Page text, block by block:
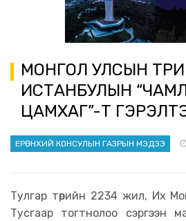
МОНГОЛ УЛСЫН
ИСТАНБУЛЫН
ЦАМХАГ”-Т
ЕРӨНХИЙ КОНСУЛЫН ГАЗРЫН МЭДЭЭ
Тулгар төрийн 2234 жил, Их
Тусгаар тогтнолоо сэргээн